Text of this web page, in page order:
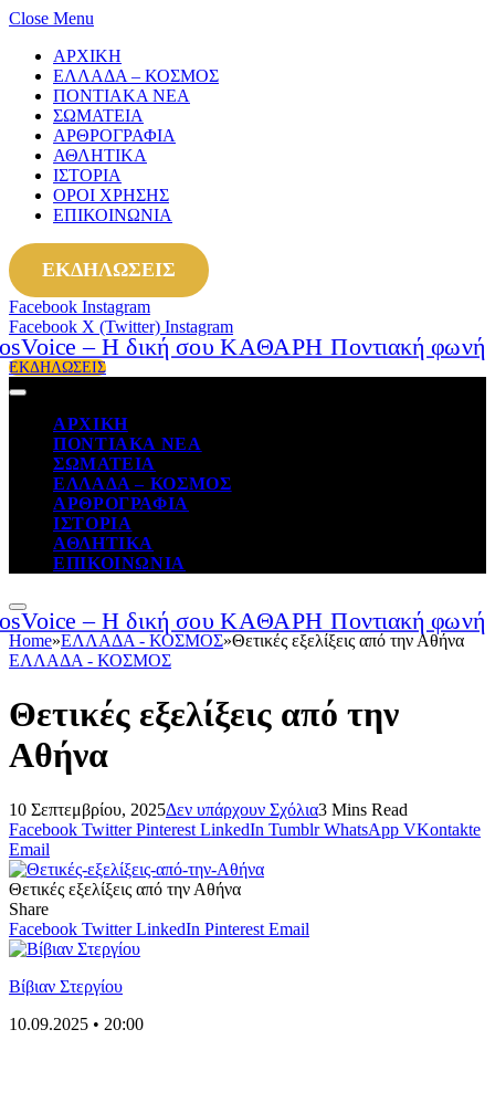
Close Menu
ΑΡΧΙΚΗ
ΕΛΛΑΔΑ – ΚΟΣΜΟΣ
ΠΟΝΤΙΑΚΑ ΝΕΑ
ΣΩΜΑΤΕΙΑ
ΑΡΘΡΟΓΡΑΦΙΑ
ΑΘΛΗΤΙΚΑ
ΙΣΤΟΡΙΑ
ΟΡΟΙ ΧΡΗΣΗΣ
ΕΠΙΚΟΙΝΩΝΙΑ
ΕΚΔΗΛΩΣΕΙΣ
Facebook Instagram
Facebook X (Twitter) Instagram
ΕΚΔΗΛΩΣΕΙΣ
ΑΡΧΙΚΗ
ΠΟΝΤΙΑΚΑ ΝΕΑ
ΣΩΜΑΤΕΙΑ
ΕΛΛΑΔΑ – ΚΟΣΜΟΣ
ΑΡΘΡΟΓΡΑΦΙΑ
ΙΣΤΟΡΙΑ
ΑΘΛΗΤΙΚΑ
ΕΠΙΚΟΙΝΩΝΙΑ
Home»ΕΛΛΑΔΑ - ΚΟΣΜΟΣ»Θετικές εξελίξεις από την Αθήνα
ΕΛΛΑΔΑ - ΚΟΣΜΟΣ
Θετικές εξελίξεις από την
Αθήνα
10 Σεπτεμβρίου, 2025Δεν υπάρχουν Σχόλια3 Mins Read
Facebook Twitter Pinterest LinkedIn Tumblr WhatsApp VKontakte
Email
Θετικές εξελίξεις από την Αθήνα
Share
Facebook Twitter LinkedIn Pinterest Email
Βίβιαν Στεργίου
10.09.2025 • 20:00